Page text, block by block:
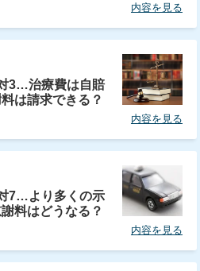
内容を見る
3…治療費は自賠
は請求できる？
内容を見る
7…より多くの示
料はどうなる？
内容を見る